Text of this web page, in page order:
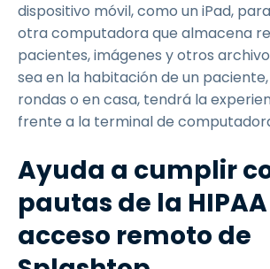
dispositivo móvil, como un iPad,
otra computadora que almacena
pacientes, imágenes y otros
sea en la habitación de un
rondas o en casa, tendrá la
frente a la terminal de
Ayuda a cumplir
pautas de la
acceso remoto de